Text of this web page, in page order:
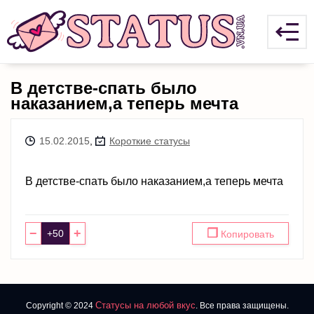
В детстве-спать было
наказанием,а теперь мечта
15.02.2015 Короткие статусы
В детстве-спать было наказанием,а теперь мечта
− + ❐ Копировать
Copyright © 2024 Статусы на любой вкус. Все права защищены.